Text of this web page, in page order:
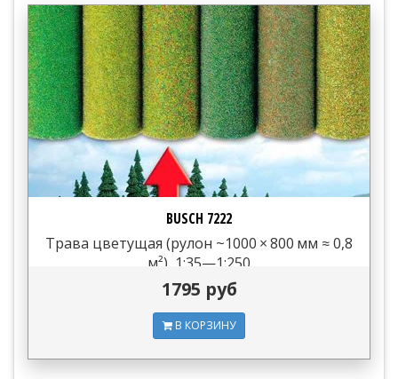
BUSCH 7222
Трава цветущая (рулон ~1000 × 800 мм ≈ 0,8
м²), 1:35—1:250
1795 руб
В КОРЗИНУ